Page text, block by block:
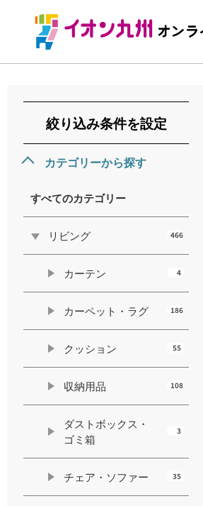
絞り込み条件を設定
カテゴリーから探す
すべてのカテゴリー
リビング 466
カーテン 4
カーペット・ラグ 186
クッション 55
収納用品 108
ダストボックス・
ゴミ箱
3
チェア・ソファー 35